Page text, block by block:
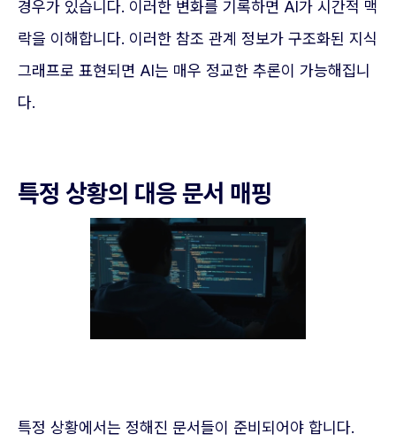
경우가 있습니다. 이러한 변화를 기록하면 AI가 시간적 맥
락을 이해합니다. 이러한 참조 관계 정보가 구조화된 지식
그래프로 표현되면 AI는 매우 정교한 추론이 가능해집니
다.
특정 상황의 대응 문서 매핑
특정 상황에서는 정해진 문서들이 준비되어야 합니다.